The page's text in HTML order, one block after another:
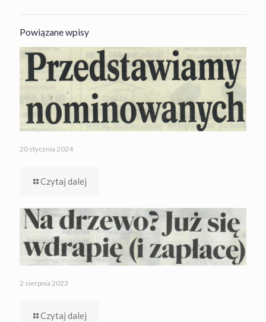
Powiązane wpisy
20 stycznia 2024
Czytaj dalej
2 sierpnia 2023
Czytaj dalej